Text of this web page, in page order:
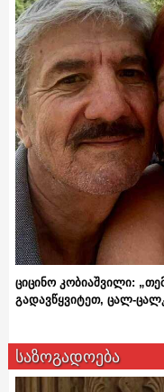
ციცინო კობიაშვილი:
გადავწყვიტეთ, ცალ-
საზოგადოება